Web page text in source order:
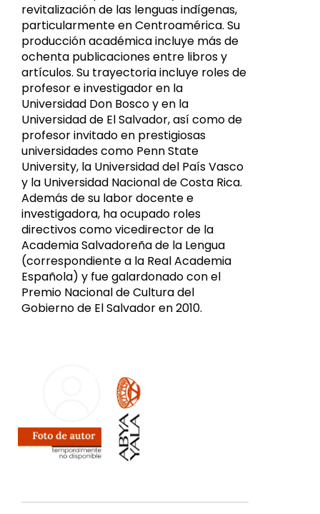
revitalización de las lenguas indígenas,
particularmente en Centroamérica. Su
producción académica incluye más de
ochenta publicaciones entre libros y
artículos. Su trayectoria incluye roles de
profesor e investigador en la
Universidad Don Bosco y en la
Universidad de El Salvador, así como de
profesor invitado en prestigiosas
universidades como Penn State
University, la Universidad del País Vasco
y la Universidad Nacional de Costa Rica.
Además de su labor docente e
investigadora, ha ocupado roles
directivos como vicedirector de la
Academia Salvadoreña de la Lengua
(correspondiente a la Real Academia
Española) y fue galardonado con el
Premio Nacional de Cultura del
Gobierno de El Salvador en 2010.